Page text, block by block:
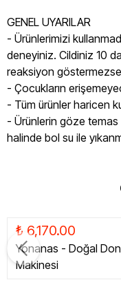
GENEL UYARILAR
- Ürünlerimizi
deneyiniz. Cildiniz 10
reaksiyon göstermezse
- Çocukların
- Tüm ürünler haricen
- Ürünlerin göze
halinde bol su ile
₺ 6,170.00
Yonanas - Doğal
Makinesi